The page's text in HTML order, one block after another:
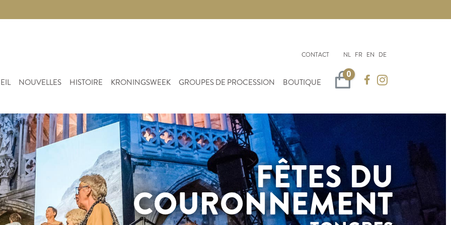
CONTACT NL FR EN DE
NOUVELLES HISTOIRE KRONINGSWEEK GROUPES DE PROCESSION BOUTIQUE Panier
0
FÊTES DU
COURONNEMENT